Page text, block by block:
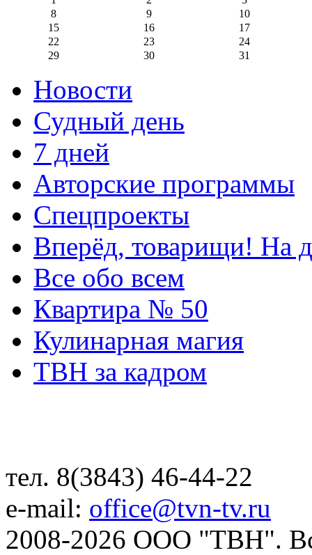
8
9
10
15
16
17
22
23
24
29
30 31
Новости
Судный день
7 дней
Авторские программы
Спецпроекты
Вперёд, товарищи! На
Все обо всем
Квартира № 50
Кулинарная магия
ТВН за кадром
тел. 8(3843) 46-44-22
e-mail: office@tvn-tv.ru
2008-2026 ООО "ТВН".